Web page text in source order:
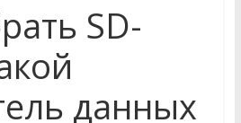
SD-
данных